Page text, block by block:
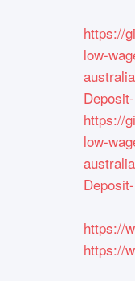
https://
low-
https://
low-
https://
https://